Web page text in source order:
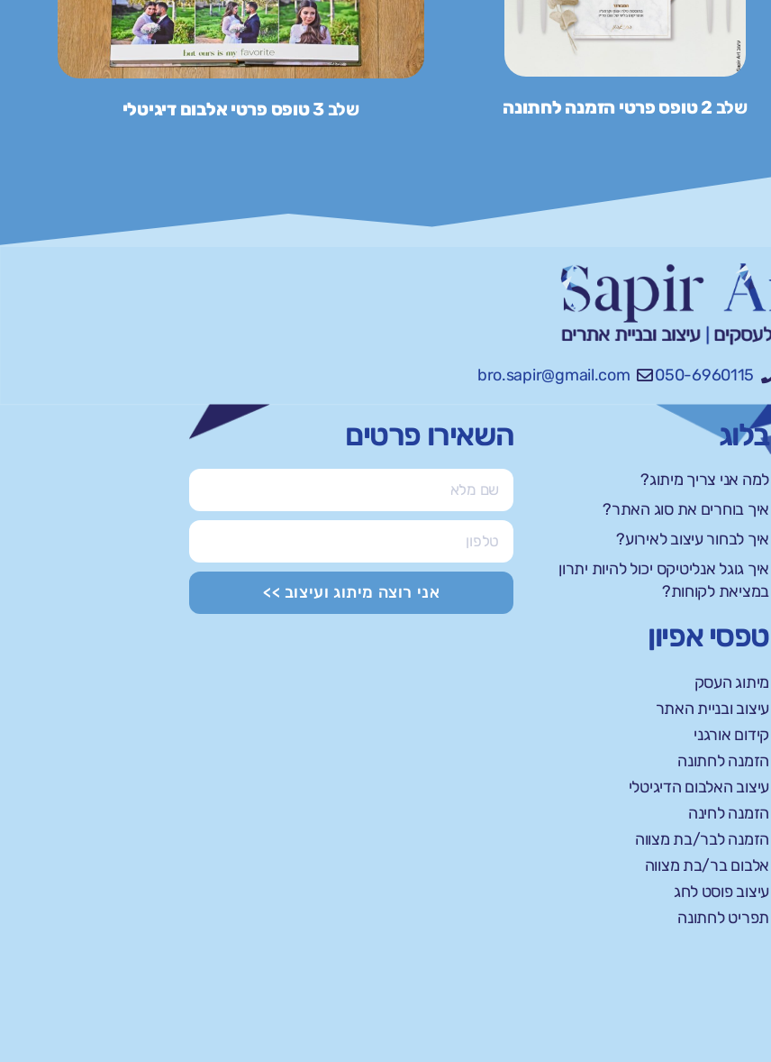
שלב 2 טופס פרטי הזמנה לחתונה שלב 3 טופס פרטי אלבום דיגיטלי
050-6960115
bro.sapir@gmail.com
בלוג
למה אני צריך מיתוג?
איך בוחרים את סוג האתר?
איך לבחור עיצוב לאירוע?
איך גוגל אנליטיקס יכול להיות יתרון
במציאת לקוחות?
טפסי אפיון
מיתוג העסק
עיצוב ובניית האתר
קידום אורגני
הזמנה לחתונה
עיצוב האלבום הדיגיטלי
הזמנה לחינה
הזמנה לבר/בת מצווה
אלבום בר/בת מצווה
עיצוב פוסט לחג
תפריט לחתונה
השאירו פרטים
אני רוצה מיתוג ועיצוב >>